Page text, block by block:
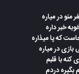
منو در میاره
خبر داره
که پا میذاره
در میاره
کنه با قلبم
بگیره دردم